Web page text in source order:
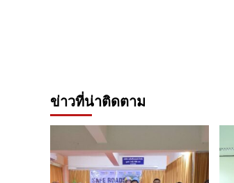
ข่าวที่น่าติดตาม